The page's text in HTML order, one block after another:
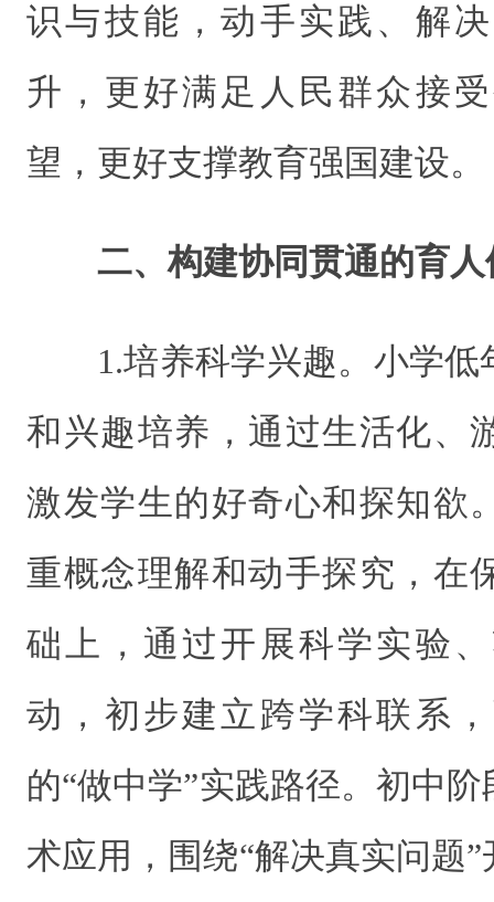
识与技能，动手实践、解
升，更好满足人民群众接
望，更好支撑教育强国建设。
二、构建协同贯通的育人
1.培养科学兴趣。小学
和兴趣培养，通过生活化、
激发学生的好奇心和探知欲
重概念理解和动手探究，在
础上，通过开展科学实验
动，初步建立跨学科联系
的“做中学”实践路径。初中
术应用，围绕“解决真实问题